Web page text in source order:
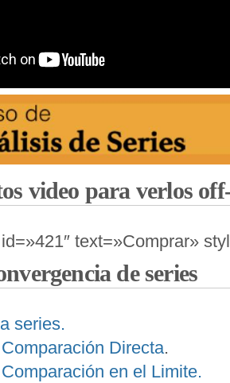
video para verlos
text=»Comprar»
de series
series.
Directa.
en el Limite.